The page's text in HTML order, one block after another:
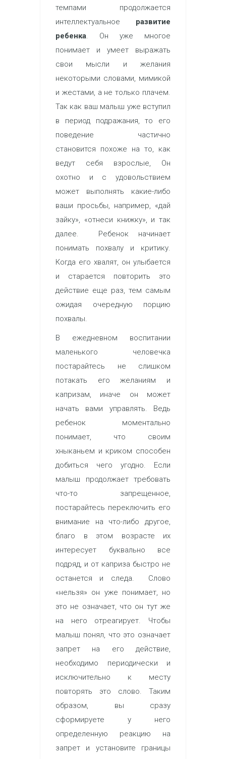
темпами продолжается
интеллектуальное развитие
ребенка. Он уже многое
понимает и умеет выражать
свои мысли и желания
некоторыми словами, мимикой
и жестами, а не только плачем.
Так как ваш малыш уже вступил
в период подражания, то его
поведение частично
становится похоже на то, как
ведут себя взрослые, Он
охотно и с удовольствием
может выполнять какие-либо
ваши просьбы, например, «дай
зайку», «отнеси книжку», и так
далее. Ребенок начинает
понимать похвалу и критику.
Когда его хвалят, он улыбается
и старается повторить это
действие еще раз, тем самым
ожидая очередную порцию
похвалы.
В ежедневном воспитании
маленького человечка
постарайтесь не слишком
потакать его желаниям и
капризам, иначе он может
начать вами управлять. Ведь
ребенок моментально
понимает, что своим
хныканьем и криком способен
добиться чего угодно. Если
малыш продолжает требовать
что-то запрещенное,
постарайтесь переключить его
внимание на что-либо другое,
благо в этом возрасте их
интересует буквально все
подряд, и от каприза быстро не
останется и следа. Слово
«нельзя» он уже понимает, но
это не означает, что он тут же
на него отреагирует. Чтобы
малыш понял, что это означает
запрет на его действие,
необходимо периодически и
исключительно к месту
повторять это слово. Таким
образом, вы сразу
сформируете у него
определенную реакцию на
запрет и установите границы